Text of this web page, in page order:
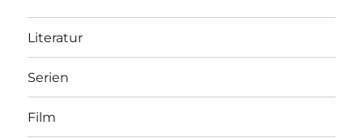
Literatur
Serien
Film